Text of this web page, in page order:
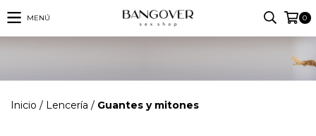
MENÚ 0
Inicio / Lencería / Guantes y mitones